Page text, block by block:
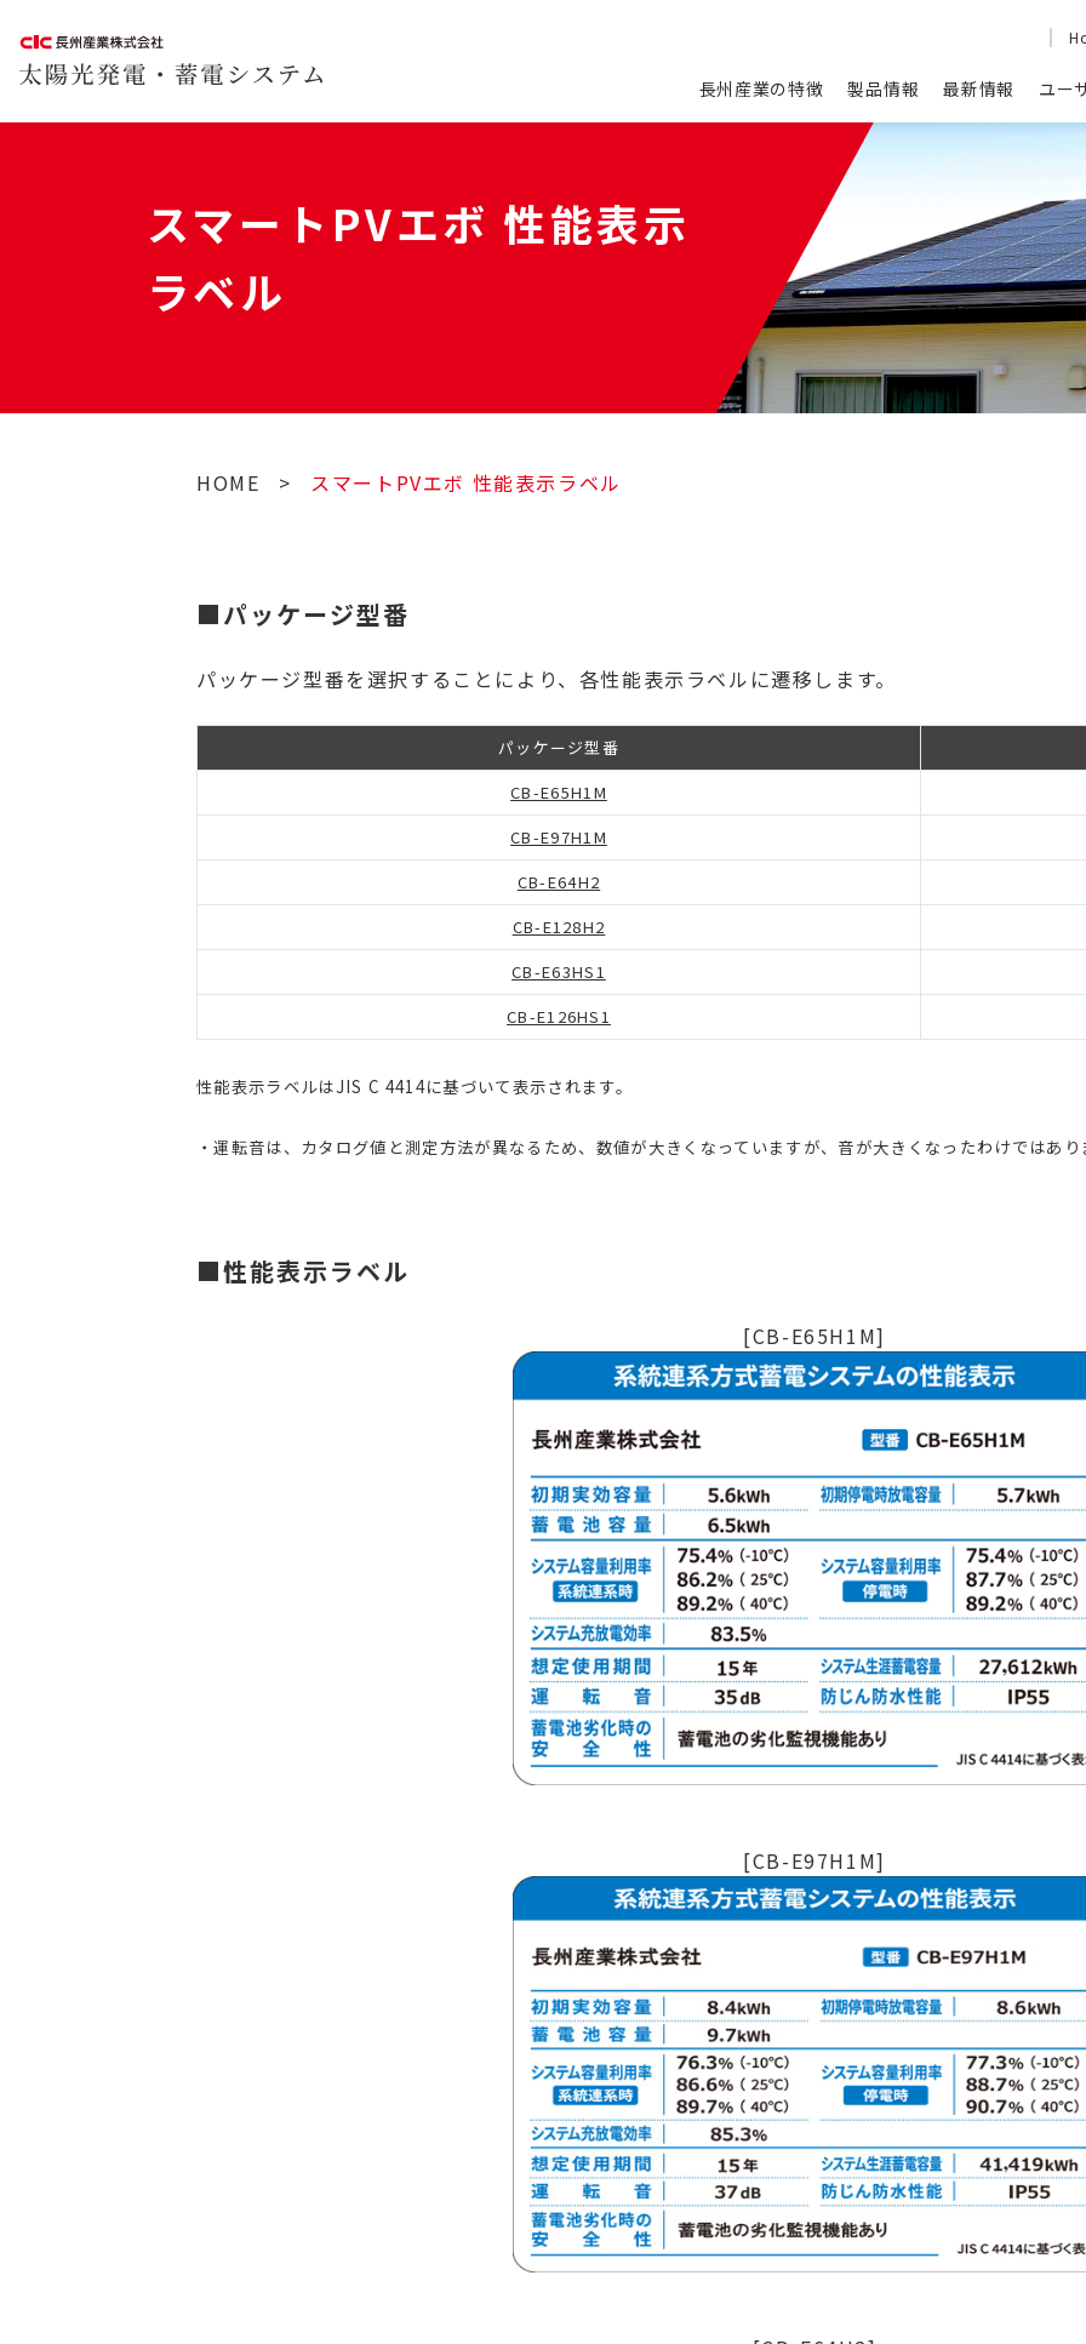
長州産業の特徴 製品情報 最新情報 ユー
スマートPVエボ 性能表示
ラベル
HOME > スマートPVエボ 性能表示ラベル
■パッケージ型番
パッケージ型番を選択することにより、各性能表示ラベルに遷移します。
パッケージ型番
CB-E65H1M
CB-E97H1M
CB-E64H2
CB-E128H2
CB-E63HS1
CB-E126HS1
性能表示ラベルはJIS C 4414に基づいて表示されます。
・運転音は、カタログ値と測定方法が異なるため、数値が大きくなっていますが、音が大きくなったわけではあ
■性能表示ラベル
[CB-E65H1M]
[CB-E97H1M]